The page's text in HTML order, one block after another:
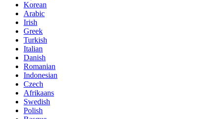
Korean
Arabic
Irish
Greek
Turkish
Italian
Danish
Romanian
Indonesian
Czech
Afrikaans
Swedish
Polish